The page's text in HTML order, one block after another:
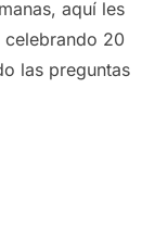
aquí les
20
las preguntas
EN ALEMANIA